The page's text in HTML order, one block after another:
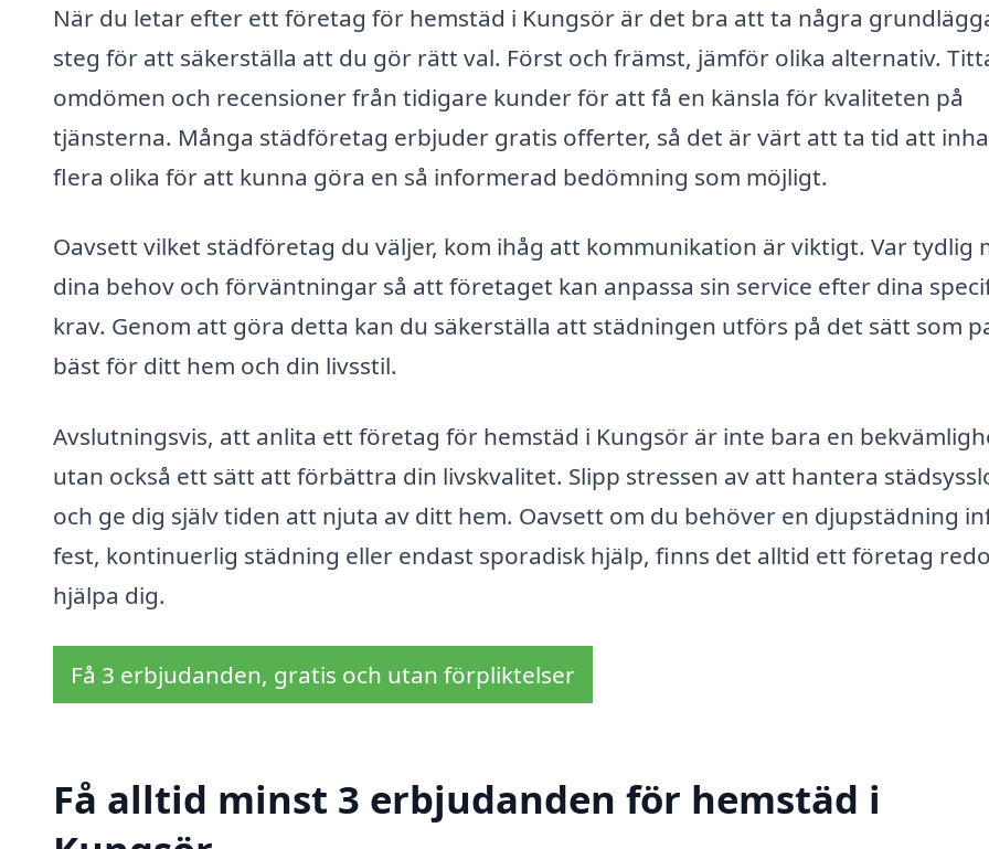
När du letar efter ett företag för hemstäd i Kungsör är det bra att ta några
steg för att säkerställa att du gör rätt val. Först och främst, jämför olika alternativ.
omdömen och recensioner från tidigare kunder för att få en känsla för kvaliteten på
tjänsterna. Många städföretag erbjuder gratis offerter, så det är värt att ta tid att
flera olika för att kunna göra en så informerad bedömning som möjligt.
Oavsett vilket städföretag du väljer, kom ihåg att kommunikation är viktigt. Var tydlig
dina behov och förväntningar så att företaget kan anpassa sin service efter dina
krav. Genom att göra detta kan du säkerställa att städningen utförs på det sätt som
bäst för ditt hem och din livsstil.
Avslutningsvis, att anlita ett företag för hemstäd i Kungsör är inte bara en
utan också ett sätt att förbättra din livskvalitet. Slipp stressen av att hantera
och ge dig själv tiden att njuta av ditt hem. Oavsett om du behöver en djupstädning
fest, kontinuerlig städning eller endast sporadisk hjälp, finns det alltid ett företag
hjälpa dig.
Få 3 erbjudanden, gratis och utan förpliktelser
Få alltid minst 3 erbjudanden för hemstäd i